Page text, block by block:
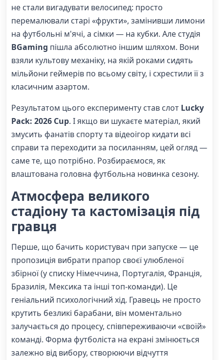
не стали вигадувати велосипед: просто
перемалювали старі «фрукти», замінивши лимони
на футбольні м'ячі, а сімки — на кубки. Але студія
BGaming пішла абсолютно іншим шляхом. Вони
взяли культову механіку, на якій роками сидять
мільйони геймерів по всьому світу, і схрестили її з
класичним азартом.
Результатом цього експерименту став слот Lucky
Pack: 2026 Cup. І якщо ви шукаєте матеріал, який
змусить фанатів спорту та відеоігор кидати всі
справи та переходити за посиланням, цей огляд —
саме те, що потрібно. Розбираємося, як
влаштована головна футбольна новинка сезону.
Атмосфера великого
стадіону та кастомізація під
гравця
Перше, що бачить користувач при запуске — це
пропозиція вибрати прапор своєї улюбленої
збірної (у списку Німеччина, Португалія, Франція,
Бразилія, Мексика та інші топ-команди). Це
геніальний психологічний хід. Гравець не просто
крутить безликі барабани, він моментально
залучається до процесу, співпереживаючи «своїй»
команді. Форма футболіста на екрані змінюється
залежно від вибору, створюючи відчуття